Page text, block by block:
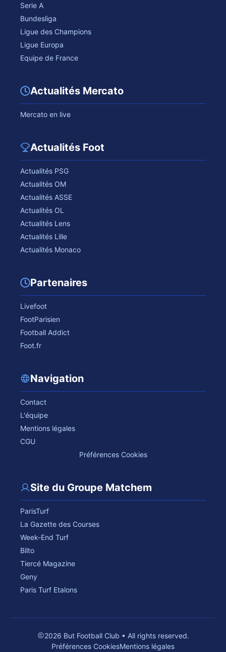
Serie A
Bundesliga
Ligue des Champions
Ligue Europa
Equipe de France
Actualités Mercato
Mercato en live
Actualités Foot
Actualités PSG
Actualités OM
Actualités ASSE
Actualités OL
Actualités Lens
Actualités Lille
Actualités Monaco
Partenaires
Livefoot
FootParisien
Football Addict
Foot.fr
Navigation
Contact
L'équipe
Mentions légales
CGU
Préférences Cookies
Site du Groupe Matchem
ParisTurf
La Gazette des Courses
Week-End Turf
Bilto
Tiercé Magazine
Geny
Paris Turf Etalons
2026 But Football Club • All rights reserved.
Préférences CookiesMentions légales